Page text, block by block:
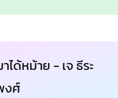
ได้หม้าย - เจ ธีระ
งศ์